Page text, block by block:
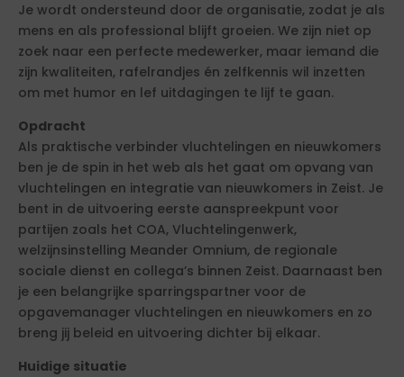
Je wordt ondersteund door de organisatie, zodat je als
mens en als professional blijft groeien. We zijn niet op
zoek naar een perfecte medewerker, maar iemand die
zijn kwaliteiten, rafelrandjes én zelfkennis wil inzetten
om met humor en lef uitdagingen te lijf te gaan.
Opdracht
Als praktische verbinder vluchtelingen en nieuwkomers
ben je de spin in het web als het gaat om opvang van
vluchtelingen en integratie van nieuwkomers in Zeist. Je
bent in de uitvoering eerste aanspreekpunt voor
partijen zoals het COA, Vluchtelingenwerk,
welzijnsinstelling Meander Omnium, de regionale
sociale dienst en collega’s binnen Zeist. Daarnaast ben
je een belangrijke sparringspartner voor de
opgavemanager vluchtelingen en nieuwkomers en zo
breng jij beleid en uitvoering dichter bij elkaar.
Huidige situatie